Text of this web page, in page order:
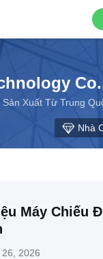
Xuất Từ ​​Trung
Nhà
Máy Chiếu
2026